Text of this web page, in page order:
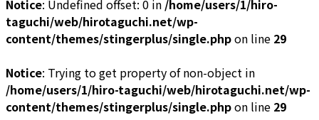
Notice: Undefined offset: 0 in /home/users/1/hiro-
taguchi/web/hirotaguchi.net/wp-
content/themes/stingerplus/single.phpon line 29
Notice: Trying to get property of non-object in
/home/users/1/hiro-taguchi/web/hirotaguchi.net/wp-
content/themes/stingerplus/single.phpon line 29